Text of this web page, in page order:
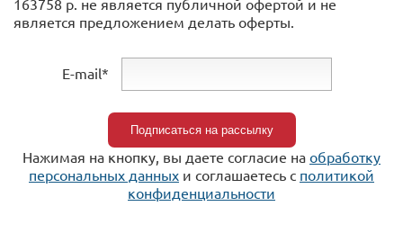
163758 р. не является публичной офертой и не
является предложением делать оферты.
E-mail*
Нажимая на кнопку, вы даете согласие на обработку
персональных данных и соглашаетесь c политикой
конфиденциальности